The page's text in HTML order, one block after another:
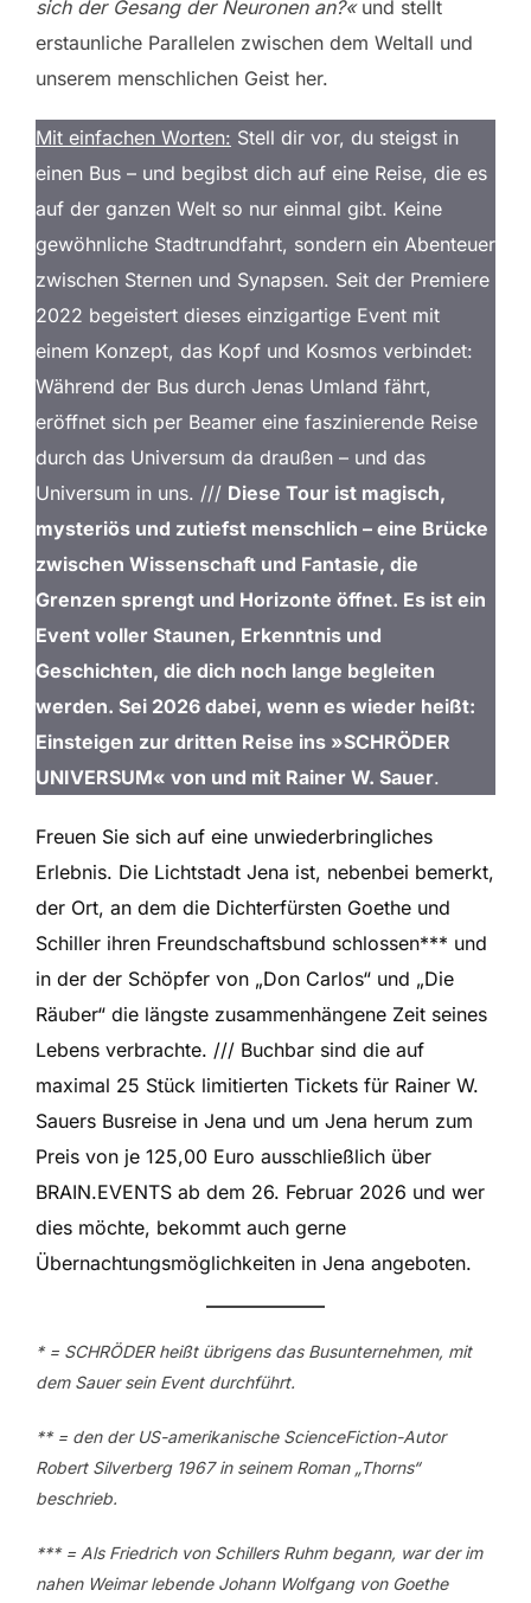
sich der Gesang der Neuronen an?«und stellt
erstaunliche Parallelen zwischen dem Weltall und
unserem menschlichen Geist her.
Mit einfachen Worten: Stell dir vor, du steigst in
einen Bus – und begibst dich auf eine Reise, die es
auf der ganzen Welt so nur einmal gibt. Keine
gewöhnliche Stadtrundfahrt, sondern ein Abenteuer
zwischen Sternen und Synapsen. Seit der Premiere
2022 begeistert dieses einzigartige Event mit
einem Konzept, das Kopf und Kosmos verbindet:
Während der Bus durch Jenas Umland fährt,
eröffnet sich per Beamer eine faszinierende Reise
durch das Universum da draußen – und das
Universum in uns. /// Diese Tour ist magisch,
mysteriös und zutiefst menschlich – eine Brücke
zwischen Wissenschaft und Fantasie, die
Grenzen sprengt und Horizonte öffnet. Es ist ein
Event voller Staunen, Erkenntnis und
Geschichten, die dich noch lange begleiten
werden. Sei 2026 dabei, wenn es wieder heißt:
Einsteigen zur dritten Reise ins »SCHRÖDER
UNIVERSUM« von und mit Rainer W. Sauer.
Freuen Sie sich auf eine unwiederbringliches
Erlebnis. Die Lichtstadt Jena ist, nebenbei bemerkt,
der Ort, an dem die Dichterfürsten Goethe und
Schiller ihren Freundschaftsbund schlossen*** und
in der der Schöpfer von „Don Carlos“ und „Die
Räuber“ die längste zusammenhängene Zeit seines
Lebens verbrachte. /// Buchbar sind die auf
maximal 25 Stück limitierten Tickets für Rainer W.
Sauers Busreise in Jena und um Jena herum zum
Preis von je 125,00 Euro ausschließlich über
BRAIN.EVENTS ab dem 26. Februar 2026 und wer
dies möchte, bekommt auch gerne
Übernachtungsmöglichkeiten in Jena angeboten.
* = SCHRÖDER heißt übrigens das Busunternehmen, mit
dem Sauer sein Event durchführt.
** = den der US-amerikanische ScienceFiction-Autor
Robert Silverberg 1967 in seinem Roman „Thorns“
beschrieb.
*** = Als Friedrich von Schillers Ruhm begann, war der im
nahen Weimar lebende Johann Wolfgang von Goethe